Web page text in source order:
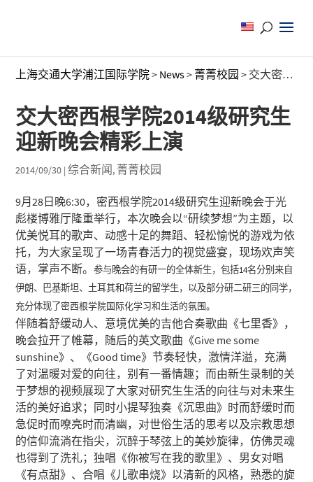
上海交通大学浦江国际学院> News>菁菁校园 > 交大密西根学院2014级研究生迎新晚会精彩上演
交大密西根学院2014级研究生
迎新晚会精彩上演
2014/09/30 |综合新闻, 菁菁校园
9月28日晚6:30，密西根学院2014级研究生迎新晚会于光
彪楼博雅厅隆重举行，本次晚会以“研续梦想”为主题，以
优美悦耳的歌声、动感十足的舞蹈、轻松愉悦的游戏为依
托，为大家呈现了一场青春活力的视觉盛宴，现场欢声笑
语，掌声不断。参与晚会的有研一的全体新生，包括14名分别来自
伊朗、巴基斯坦、土耳其和荷兰的留学生，以及部分研二研三的同学，
充分体现了密西根学院国际化学习和生活的氛围。
伴随着舒缓动人、意境优美的吉他合奏歌曲《七里香》，
晚会拉开了帷幕，随后的英文歌曲《Give me some
sunshine》、《Good time》节奏轻快，激情洋溢，充满
了对温暖对爱的向往，别有一番情趣；而由新生录制的关
于梦想的视频展现了大家对研究生生活的向往与对未来生
活的美好追求；同时小提琴独奏《沉思曲》时而舒缓时而
急促时而嘹亮时而清幽，对世俗生活的思考以及宗教思想
的信仰流淌在指尖，沉醉于琴弦上的美妙旋律，仿佛灵魂
也得到了洗礼；独唱《你被写在我的歌里》、男女对唱
《有点甜》、合唱《儿歌串烧》以清新的风格，熟悉的旋